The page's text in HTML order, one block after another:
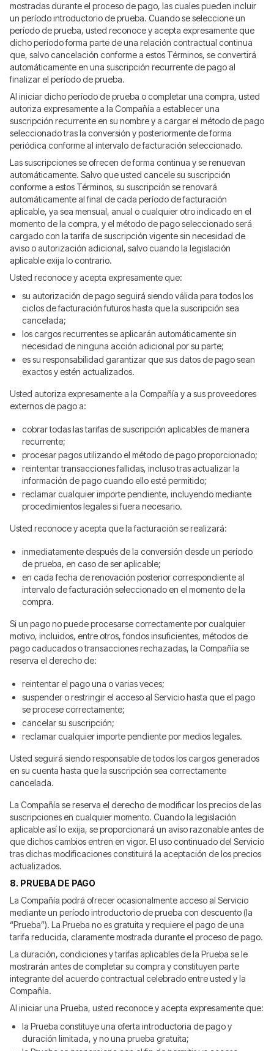
mostradas durante el proceso de pago, las cuales pueden incluir
un período introductorio de prueba. Cuando se seleccione un
período de prueba, usted reconoce y acepta expresamente que
dicho período forma parte de una relación contractual continua
que, salvo cancelación conforme a estos Términos, se convertirá
automáticamente en una suscripción recurrente de pago al
finalizar el período de prueba.
Al iniciar dicho período de prueba o completar una compra, usted
autoriza expresamente a la Compañía a establecer una
suscripción recurrente en su nombre y a cargar el método de pago
seleccionado tras la conversión y posteriormente de forma
periódica conforme al intervalo de facturación seleccionado.
Las suscripciones se ofrecen de forma continua y se renuevan
automáticamente. Salvo que usted cancele su suscripción
conforme a estos Términos, su suscripción se renovará
automáticamente al final de cada período de facturación
aplicable, ya sea mensual, anual o cualquier otro indicado en el
momento de la compra, y el método de pago seleccionado será
cargado con la tarifa de suscripción vigente sin necesidad de
aviso o autorización adicional, salvo cuando la legislación
aplicable exija lo contrario.
Usted reconoce y acepta expresamente que:
su autorización de pago seguirá siendo válida para todos los
ciclos de facturación futuros hasta que la suscripción sea
cancelada;
los cargos recurrentes se aplicarán automáticamente sin
necesidad de ninguna acción adicional por su parte;
es su responsabilidad garantizar que sus datos de pago sean
exactos y estén actualizados.
Usted autoriza expresamente a la Compañía y a sus proveedores
externos de pago a:
cobrar todas las tarifas de suscripción aplicables de manera
recurrente;
procesar pagos utilizando el método de pago proporcionado;
reintentar transacciones fallidas, incluso tras actualizar la
información de pago cuando ello esté permitido;
reclamar cualquier importe pendiente, incluyendo mediante
procedimientos legales si fuera necesario.
Usted reconoce y acepta que la facturación se realizará:
inmediatamente después de la conversión desde un período
de prueba, en caso de ser aplicable;
en cada fecha de renovación posterior correspondiente al
intervalo de facturación seleccionado en el momento de la
compra.
Si un pago no puede procesarse correctamente por cualquier
motivo, incluidos, entre otros, fondos insuficientes, métodos de
pago caducados o transacciones rechazadas, la Compañía se
reserva el derecho de:
reintentar el pago una o varias veces;
suspender o restringir el acceso al Servicio hasta que el pago
se procese correctamente;
cancelar su suscripción;
reclamar cualquier importe pendiente por medios legales.
Usted seguirá siendo responsable de todos los cargos generados
en su cuenta hasta que la suscripción sea correctamente
cancelada.
La Compañía se reserva el derecho de modificar los precios de las
suscripciones en cualquier momento. Cuando la legislación
aplicable así lo exija, se proporcionará un aviso razonable antes de
que dichos cambios entren en vigor. El uso continuado del Servicio
tras dichas modificaciones constituirá la aceptación de los precios
actualizados.
8. PRUEBA DE PAGO
La Compañía podrá ofrecer ocasionalmente acceso al Servicio
mediante un período introductorio de prueba con descuento (la
“Prueba”). La Prueba no es gratuita y requiere el pago de una
tarifa reducida, claramente mostrada durante el proceso de pago.
La duración, condiciones y tarifas aplicables de la Prueba se le
mostrarán antes de completar su compra y constituyen parte
integrante del acuerdo contractual celebrado entre usted y la
Compañía.
Al iniciar una Prueba, usted reconoce y acepta expresamente que:
la Prueba constituye una oferta introductoria de pago y
duración limitada, y no una prueba gratuita;